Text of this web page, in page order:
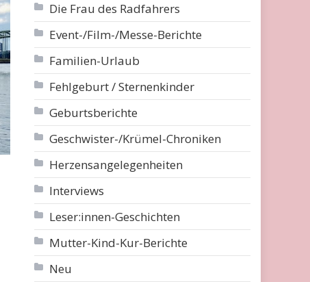
Die Frau des Radfahrers
Event-/Film-/Messe-Berichte
Familien-Urlaub
Fehlgeburt / Sternenkinder
Geburtsberichte
Geschwister-/Krümel-Chroniken
Herzensangelegenheiten
Interviews
Leser:innen-Geschichten
Mutter-Kind-Kur-Berichte
Neu